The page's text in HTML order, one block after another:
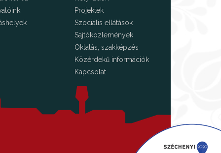
Projektek
Szociális ellátások
Sajtóközlemények
Oktatás, szakképzés
Közérdekű információk
Kapcsolat